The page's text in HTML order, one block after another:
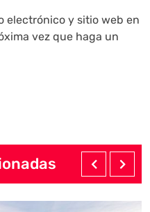
electrónico y sitio web en
vez que haga un